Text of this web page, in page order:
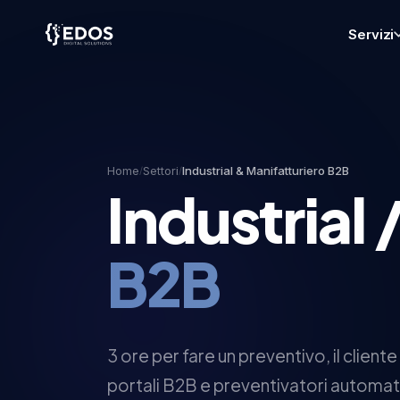
Servizi
AI
Home/Settori/Industrial & Manifatturiero B2B
Industrial
B2B
3 ore per fare un preventivo, il
portali B2B e preventivatori